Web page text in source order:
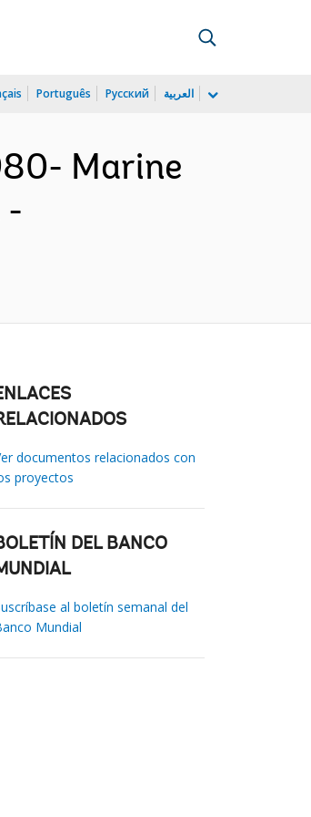
Português Русский العربية
Marine
-
documentos relacionados con
proyectos
DEL BANCO
al boletín semanal del
Mundial